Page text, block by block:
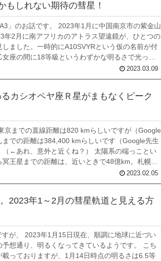
もしれない期待の彗星！
」のお話です。 2023年1月に中国南京市の紫金山
年2月に南アフリカのアトラス望遠鏡が、ひとつの
ました。一時的にA10SVYRという仮の名前が付
座の間に18等級というわずかな明るさで光って
星と認められ、「C/2023 A3」という符号と発見
2023.03.09
カシオペヤ座Ｒ星がまもなくピーク
京までの直線距離は820 kmらしいですが（Google
での距離は384,400 kmらしいです（Google先生
←あれ、意外と近くね？） 太陽系の端っことい
王星までの距離は、近いときで48億km。札幌－
。新幹線で行くと1800年もかかるそうです（...
2023.02.05
2023年1～2月の彗星軌道と見える方
が、 2023年1月15日現在、順調に地球に近づい
想通り、明るくなってきているようです。 こち
っておりますが、1月14日時点の明るさは6.5等